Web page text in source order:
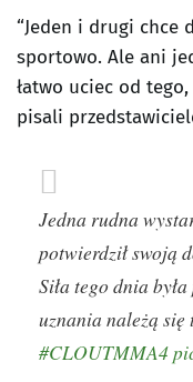
“Jeden i drugi chce
sportowo. Ale ani
łatwo uciec od
pisali
Jedna rudna
potwierdził swoją
Siła tego dnia
uznania należą
#CLOUTMMA4